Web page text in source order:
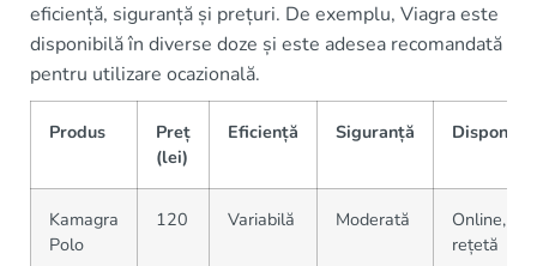
eficiență, siguranță și prețuri. De exemplu, Viagra este
disponibilă în diverse doze și este adesea recomandată
pentru utilizare ocazională.
Produs
Preț
(lei)
Eficiență Siguranță
Kamagra
Polo
120 Variabilă Moderată
Online,
rețetă